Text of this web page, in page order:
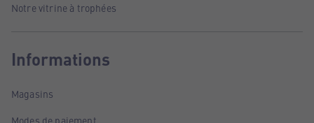
Notre vitrine à trophées
Informations
Magasins
Modes de paiement